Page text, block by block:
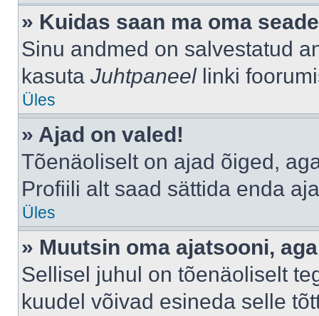
» Kuidas saan ma oma
Sinu andmed on salvestatud
kasuta Juhtpaneellinki
Üles
» Ajad on valed!
Tõenäoliselt on ajad õiged,
Profiili alt saad sättida enda
Üles
» Muutsin oma ajatsooni,
Sellisel juhul on tõenäoliselt
kuudel võivad esineda selle